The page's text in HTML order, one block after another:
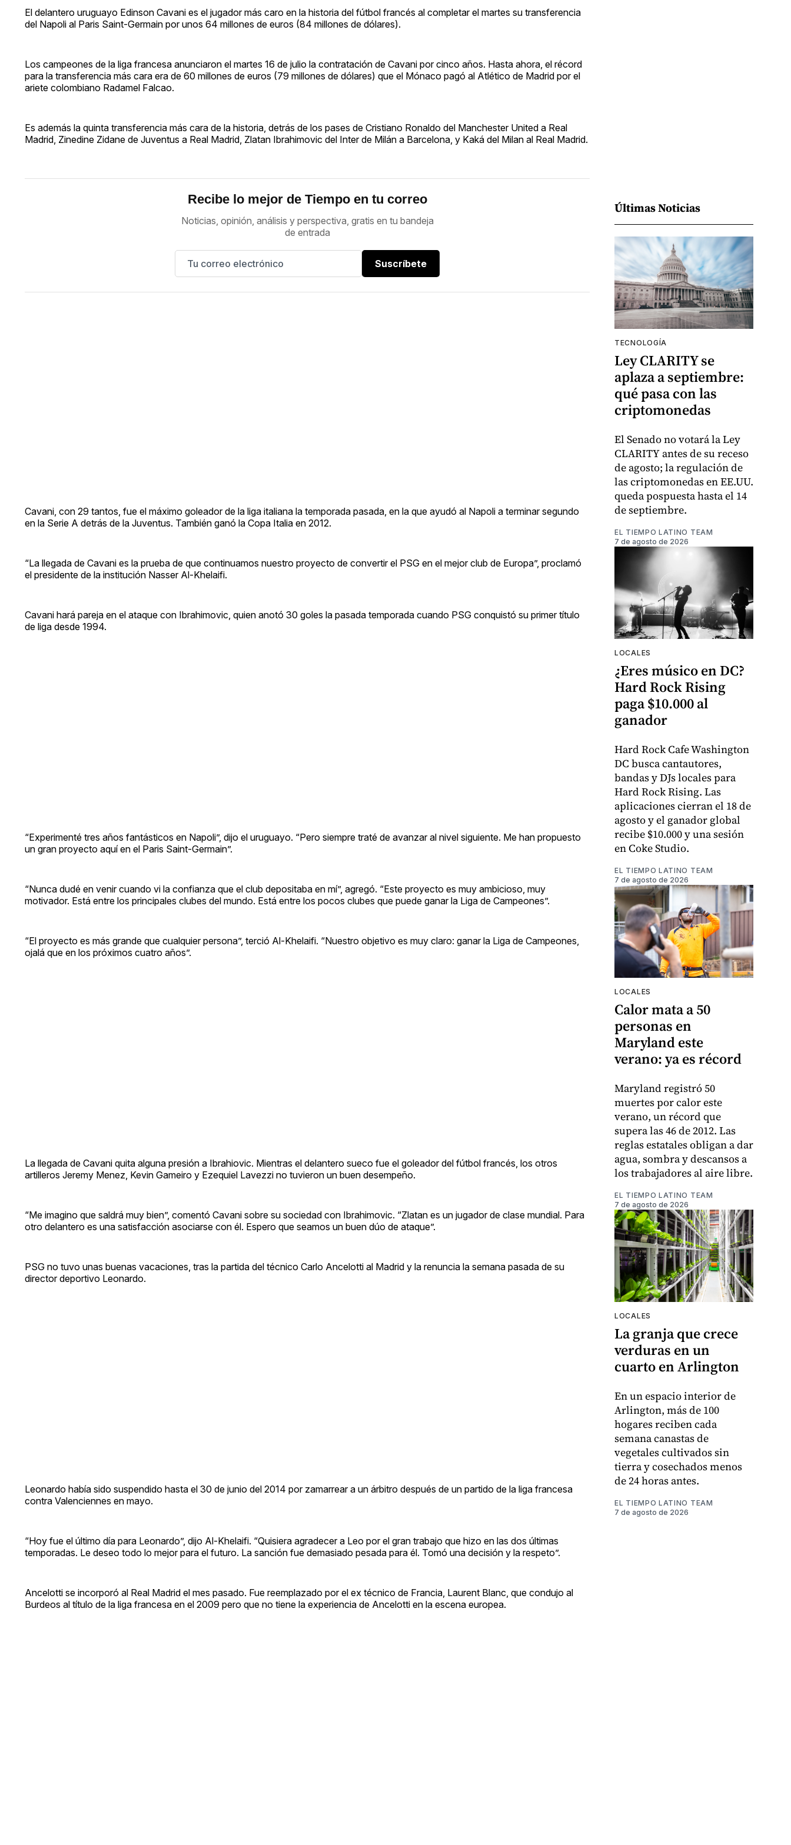
El delantero uruguayo Edinson Cavani es el jugador más caro en la historia del fútbol francés al completar el martes su transferencia
del Napoli al Paris Saint-Germain por unos 64 millones de euros (84 millones de dólares).
Los campeones de la liga francesa anunciaron el martes 16 de julio la contratación de Cavani por cinco años. Hasta ahora, el récord
para la transferencia más cara era de 60 millones de euros (79 millones de dólares) que el Mónaco pagó al Atlético de Madrid por el
ariete colombiano Radamel Falcao.
Es además la quinta transferencia más cara de la historia, detrás de los pases de Cristiano Ronaldo del Manchester United a Real
Madrid, Zinedine Zidane de Juventus a Real Madrid, Zlatan Ibrahimovic del Inter de Milán a Barcelona, y Kaká del Milan al Real Madrid.
Recibe lo mejor de Tiempo en tu correo
Noticias, opinión, análisis y perspectiva, gratis en tu bandeja
de entrada
Suscríbete
Cavani, con 29 tantos, fue el máximo goleador de la liga italiana la temporada pasada, en la que ayudó al Napoli a terminar segundo
en la Serie A detrás de la Juventus. También ganó la Copa Italia en 2012.
“La llegada de Cavani es la prueba de que continuamos nuestro proyecto de convertir el PSG en el mejor club de Europa”, proclamó
el presidente de la institución Nasser Al-Khelaifi.
Cavani hará pareja en el ataque con Ibrahimovic, quien anotó 30 goles la pasada temporada cuando PSG conquistó su primer título
de liga desde 1994.
“Experimenté tres años fantásticos en Napoli”, dijo el uruguayo. “Pero siempre traté de avanzar al nivel siguiente. Me han propuesto
un gran proyecto aquí en el Paris Saint-Germain”.
“Nunca dudé en venir cuando vi la confianza que el club depositaba en mí”, agregó. “Este proyecto es muy ambicioso, muy
motivador. Está entre los principales clubes del mundo. Está entre los pocos clubes que puede ganar la Liga de Campeones”.
“El proyecto es más grande que cualquier persona”, terció Al-Khelaifi. “Nuestro objetivo es muy claro: ganar la Liga de Campeones,
ojalá que en los próximos cuatro años”.
La llegada de Cavani quita alguna presión a Ibrahiovic. Mientras el delantero sueco fue el goleador del fútbol francés, los otros
artilleros Jeremy Menez, Kevin Gameiro y Ezequiel Lavezzi no tuvieron un buen desempeño.
“Me imagino que saldrá muy bien”, comentó Cavani sobre su sociedad con Ibrahimovic. “Zlatan es un jugador de clase mundial. Para
otro delantero es una satisfacción asociarse con él. Espero que seamos un buen dúo de ataque”.
PSG no tuvo unas buenas vacaciones, tras la partida del técnico Carlo Ancelotti al Madrid y la renuncia la semana pasada de su
director deportivo Leonardo.
Leonardo había sido suspendido hasta el 30 de junio del 2014 por zamarrear a un árbitro después de un partido de la liga francesa
contra Valenciennes en mayo.
“Hoy fue el último día para Leonardo”, dijo Al-Khelaifi. “Quisiera agradecer a Leo por el gran trabajo que hizo en las dos últimas
temporadas. Le deseo todo lo mejor para el futuro. La sanción fue demasiado pesada para él. Tomó una decisión y la respeto”.
Ancelotti se incorporó al Real Madrid el mes pasado. Fue reemplazado por el ex técnico de Francia, Laurent Blanc, que condujo al
Burdeos al título de la liga francesa en el 2009 pero que no tiene la experiencia de Ancelotti en la escena europea.
Últimas Noticias
TECNOLOGÍA
Ley CLARITY se
aplaza a septiembre:
qué pasa con las
criptomonedas
El Senado no votará la Ley
CLARITY antes de su receso
de agosto; la regulación de
las criptomonedas en EE.UU.
queda pospuesta hasta el 14
de septiembre.
EL TIEMPO LATINO TEAM
7 de agosto de 2026
LOCALES
¿Eres músico en DC?
Hard Rock Rising
paga $10.000 al
ganador
Hard Rock Cafe Washington
DC busca cantautores,
bandas y DJs locales para
Hard Rock Rising. Las
aplicaciones cierran el 18 de
agosto y el ganador global
recibe $10.000 y una sesión
en Coke Studio.
EL TIEMPO LATINO TEAM
7 de agosto de 2026
LOCALES
Calor mata a 50
personas en
Maryland este
verano: ya es récord
Maryland registró 50
muertes por calor este
verano, un récord que
supera las 46 de 2012. Las
reglas estatales obligan a dar
agua, sombra y descansos a
los trabajadores al aire libre.
EL TIEMPO LATINO TEAM
7 de agosto de 2026
LOCALES
La granja que crece
verduras en un
cuarto en Arlington
En un espacio interior de
Arlington, más de 100
hogares reciben cada
semana canastas de
vegetales cultivados sin
tierra y cosechados menos
de 24 horas antes.
EL TIEMPO LATINO TEAM
7 de agosto de 2026